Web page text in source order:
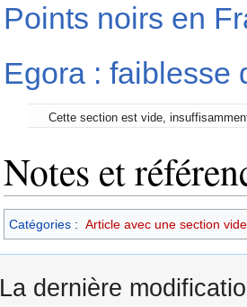
Points noirs en
Egora : faiblesse
Cette section est vide,
Notes et
Catégories : Article avec une section
La dernière